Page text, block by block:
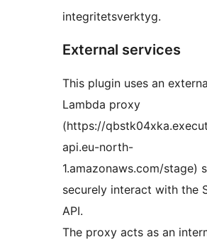
integritetsverktyg.
External services
This plugin uses an
Lambda proxy
(https://
api.eu-north-
1.amazonaws.com/stage)
securely interact with the
API.
The proxy acts as an